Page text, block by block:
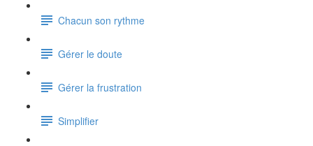
Chacun son rythme
Gérer le doute
Gérer la frustration
Simplifier